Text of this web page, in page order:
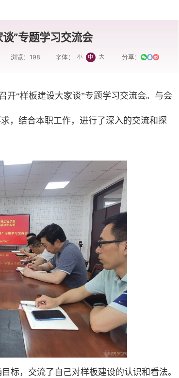
”专题学习交流会
浏览：198 字体： 小 中 大 分享：
开“样板建设大家谈”专题学习交流会。与会
，结合本职工作，进行了深入的交流和探
标，交流了自己对样板建设的认识和看法。